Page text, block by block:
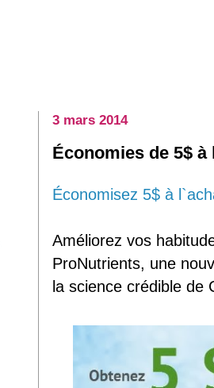
3 mars 2014
Économies de 5$
Économisez 5$ à
Améliorez vos
ProNutrients, une
la science crédible de